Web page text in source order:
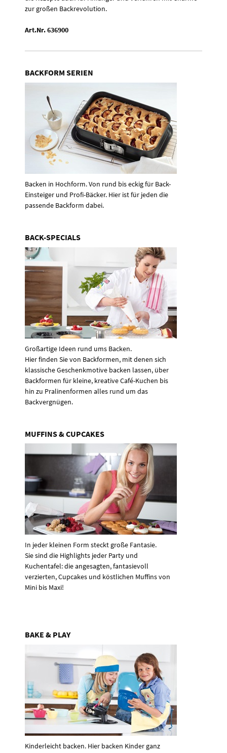
zur großen Backrevolution.
Art.Nr. 636900
BACKFORM SERIEN
Backen in Hochform. Von rund bis eckig für Back-
Einsteiger und Profi-Bäcker. Hier ist für jeden die
passende Backform dabei.
BACK-SPECIALS
Großartige Ideen rund ums Backen.
Hier finden Sie von Backformen, mit denen sich
klassische Geschenkmotive backen lassen, über
Backformen für kleine, kreative Café-Kuchen bis
hin zu Pralinenformen alles rund um das
Backvergnügen.
MUFFINS & CUPCAKES
In jeder kleinen Form steckt große Fantasie.
Sie sind die Highlights jeder Party und
Kuchentafel: die angesagten, fantasievoll
verzierten, Cupcakes und köstlichen Muffins von
Mini bis Maxi!
BAKE & PLAY
Kinderleicht backen. Hier backen Kinder ganz